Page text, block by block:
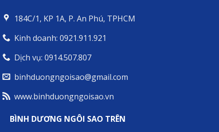
HÀNH
184C/1, KP 1A, P. An Phú, TPHCM
Kinh doanh: 0921.911.921
Dịch vụ: 0914.507.807
binhduongngoisao@gmail.com
www.binhduongngoisao.vn
BÌNH DƯƠNG NGÔI SAO TRÊN